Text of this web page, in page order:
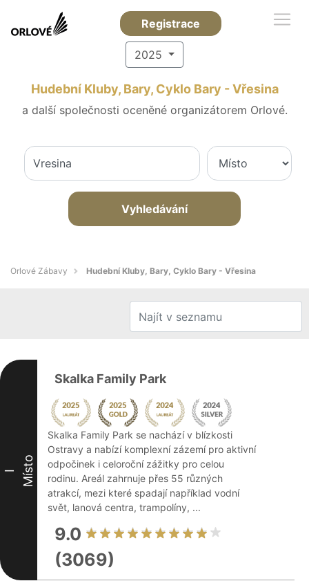
Registrace
2025
Hudební Kluby, Bary, Cyklo Bary - Vřesina
a další společnosti oceněné organizátorem Orlové.
Vyhledávání
Orlové Zábavy Hudební Kluby, Bary, Cyklo Bary - Vřesina
I Místo
Skalka Family Park
Skalka Family Park se nachází v blízkosti
Ostravy a nabízí komplexní zázemí pro aktivní
odpočinek i celoroční zážitky pro celou
rodinu. Areál zahrnuje přes 55 různých
atrakcí, mezi které spadají například vodní
svět, lanová centra, trampolíny, ...
9.0
(3069)